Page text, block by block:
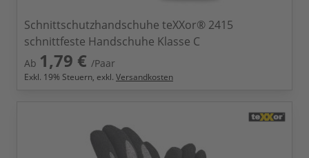
Schnittschutzhandschuhe teXXor® 2415
schnittfeste Handschuhe Klasse C
Ab 1,79 € /Paar
Exkl. 19% Steuern, exkl. Versandkosten